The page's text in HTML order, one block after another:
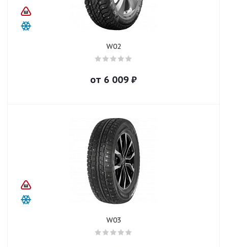
W02
от 6 009 ₽
W03